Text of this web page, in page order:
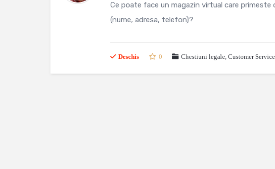
Ce poate face un magazin virtual care primeste
(nume, adresa, telefon)?
Deschis 0 Chestiuni legale, Customer